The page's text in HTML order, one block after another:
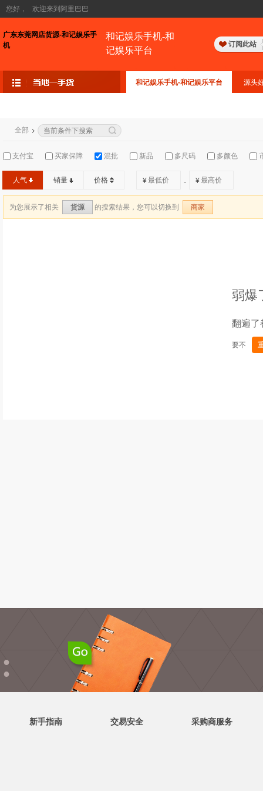
您好， 欢迎来到阿里巴巴
广东东莞网店货源-和记娱乐手
机
和记娱乐手机-和
记娱乐平台
订阅此站
和记娱乐手机-和记娱乐平台 源头
全部
支付宝 买家保障 混批 新品 多尺码 多颜色
人气 销量 价格 ¥ - ¥
为您展示了相关 货源 的搜索结果，您可以切换到 商家
弱爆
翻遍了
要不
●
●
新手指南 交易安全 采购商服务